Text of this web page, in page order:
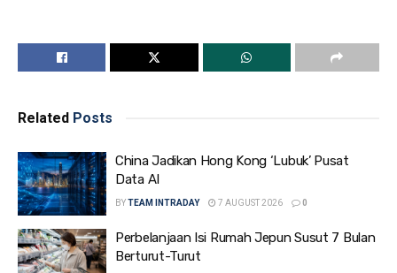
Related Posts
China Jadikan Hong Kong ‘Lubuk’ Pusat
Data AI
BYTEAM INTRADAY 7 AUGUST 2026 0
Perbelanjaan Isi Rumah Jepun Susut 7 Bulan
Berturut-Turut